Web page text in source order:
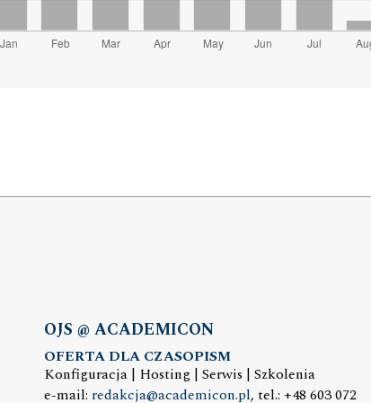
OJS @ ACADEMICON
OFERTA DLA CZASOPISM
Konfiguracja | Hosting | Serwis | Szkolenia
e-mail: redakcja@academicon.pl, tel.: +48 603 072